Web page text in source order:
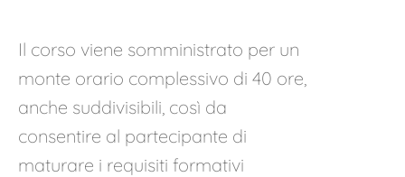
Il corso viene somministrato per un
monte orario complessivo di 40 ore,
anche suddivisibili, così da
consentire al partecipante di
maturare i requisiti formativi